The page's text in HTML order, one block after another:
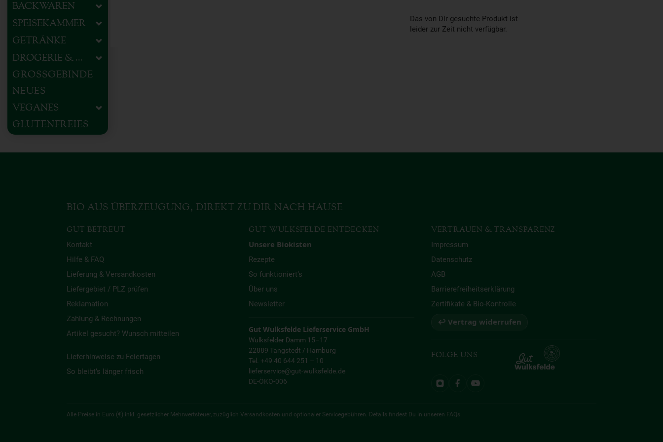
BACKWAREN
SPEISEKAMMER
GETRÄNKE
DROGERIE & HAUSHALT
GROSSGEBINDE
NEUES
VEGANES
GLUTENFREIES
Das von Dir gesuchte Produkt ist
leider zur Zeit nicht verfügbar.
BIO AUS ÜBERZEUGUNG, DIREKT ZU DIR NACH HAUSE
GUT BETREUT
Kontakt
Hilfe & FAQ
Lieferung & Versandkosten
Liefergebiet / PLZ prüfen
Reklamation
Zahlung & Rechnungen
Artikel gesucht? Wunsch mitteilen
Lieferhinweise zu Feiertagen
So bleibt’s länger frisch
GUT WULKSFELDE ENTDECKEN
Unsere Biokisten
Rezepte
So funktioniert’s
Über uns
Newsletter
Gut Wulksfelde Lieferservice GmbH
Wulksfelder Damm 15–17
22889 Tangstedt / Hamburg
Tel. +49 40 644 251 – 10
lieferservice@gut-wulksfelde.de
DE-ÖKO-006
VERTRAUEN & TRANSPARENZ
Impressum
Datenschutz
AGB
Barrierefreiheitserklärung
Zertifikate & Bio-Kontrolle
↩ Vertrag widerrufen
FOLGE UNS
Alle Preise in Euro (€) inkl. gesetzlicher Mehrwertsteuer, zuzüglich Versandkosten und optionaler Servicegebühren. Details findest Du in unseren FAQs